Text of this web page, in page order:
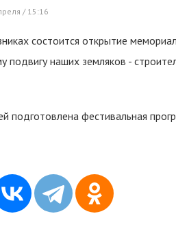
/ 15:16
состоится открытие
подвигу наших земляков -
подготовлена фестивальная